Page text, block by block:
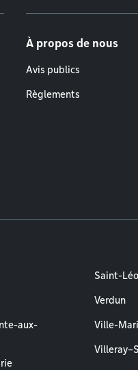
À propos de nous
Avis publics
Règlements
aux-
Saint-
Verdun
Ville-